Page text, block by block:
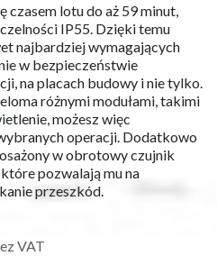
czasem lotu do aż 59 minut,
IP55. Dzięki temu
najbardziej wymagających
w bezpieczeństwie
na placach budowy i nie tylko.
różnymi modułami, takimi
możesz więc
operacji. Dodatkowo
w obrotowy czujnik
pozwalają mu na
przeszkód.
VAT